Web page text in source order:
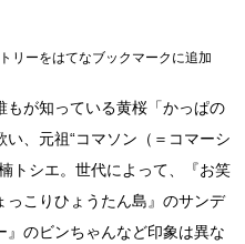
が知っている黄桜「かっぱの
、元祖“コマソン（＝コマーシ
トシエ。世代によって、『お笑
っこりひょうたん島』のサンデ
のビンちゃんなど印象は異な